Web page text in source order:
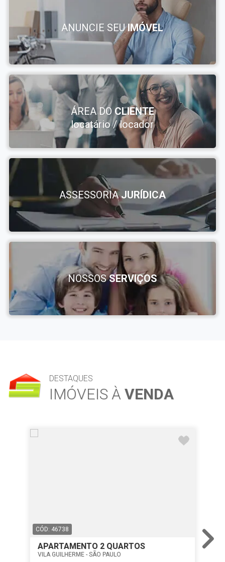
ANUNCIE SEUIMÓVEL
ÁREA DOCLIENTE
locatário / locador
ASSESSORIAJURÍDICA
NOSSOSSERVIÇOS
DESTAQUES
IMÓVEIS ÀVENDA
CÓD: 46738
APARTAMENTO 2 QUARTOS
VILA GUILHERME - SÃO PAULO